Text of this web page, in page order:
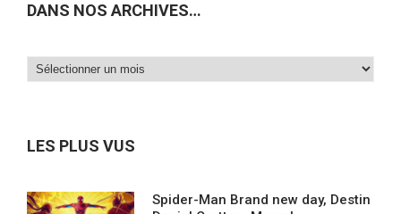
DANS NOS ARCHIVES…
Dans
LES PLUS VUS
Spider-Man Brand new day, Destin